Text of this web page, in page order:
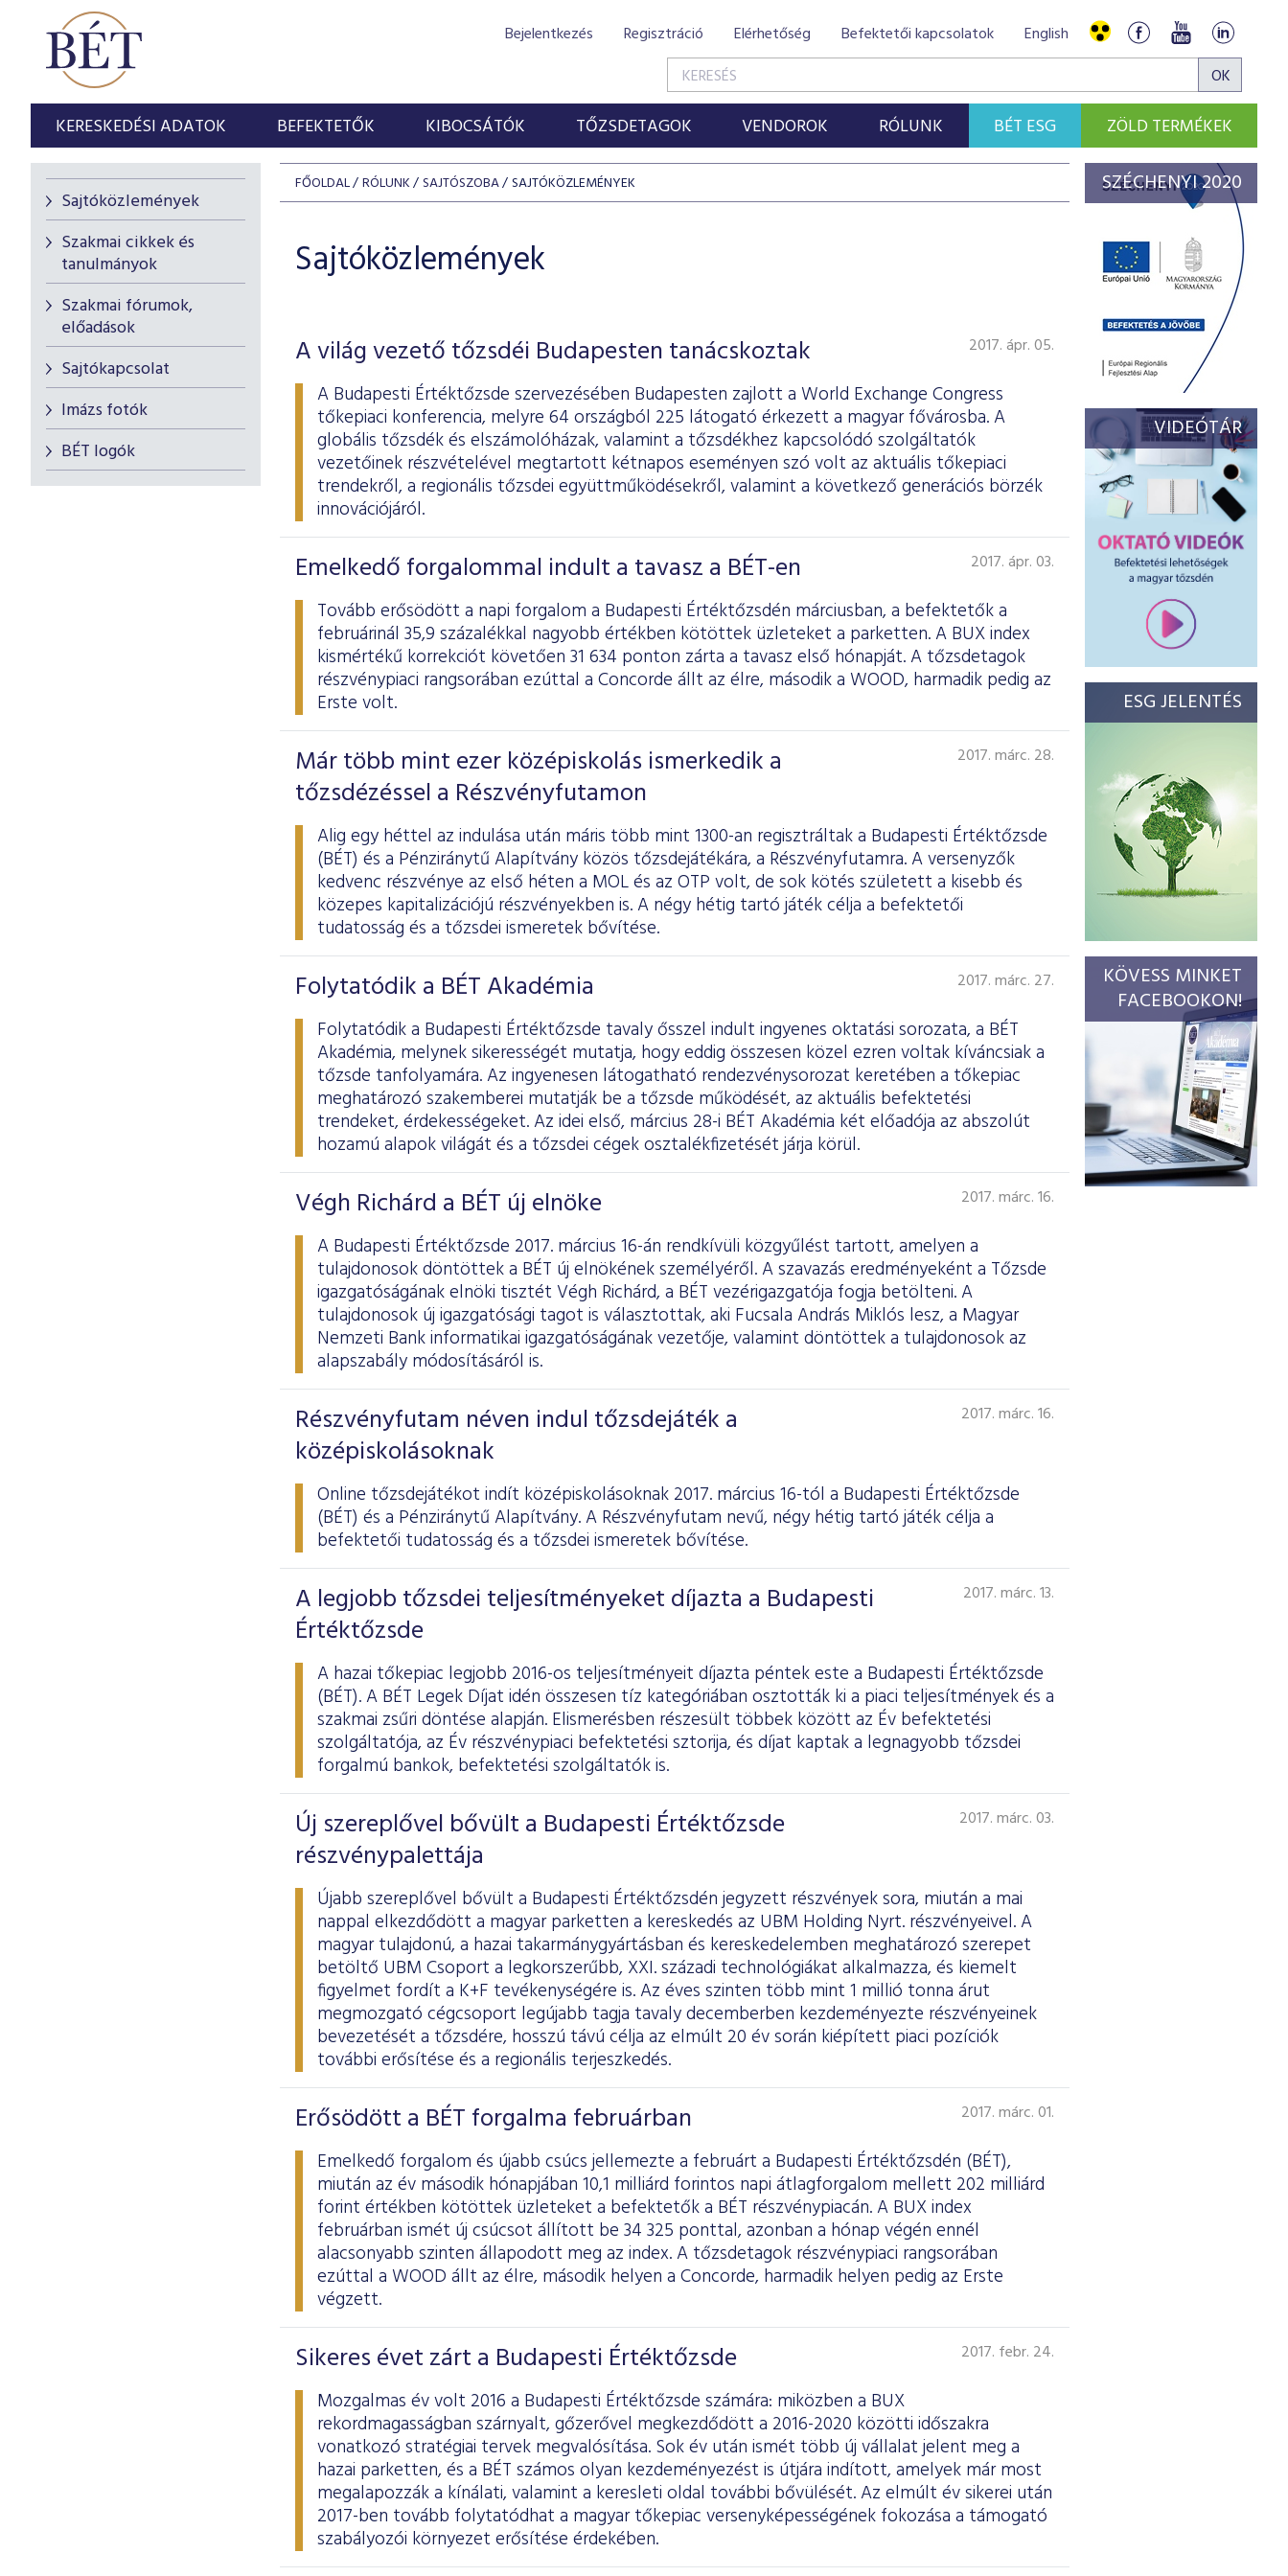
Bejelentkezés Regisztráció Elérhetőség Befektetői kapcsolatok English
KERESKEDÉSI ADATOK BEFEKTETŐK KIBOCSÁTÓK TŐZSDETAGOK VENDOROK RÓLUNK BÉT ESG ZÖLD TERMÉKEK
Sajtóközlemények
Szakmai cikkek és
tanulmányok
Szakmai fórumok,
előadások
Sajtókapcsolat
Imázs fotók
BÉT logók
FŐOLDAL RÓLUNK SAJTÓSZOBA SAJTÓKÖZLEMÉNYEK
Sajtóközlemények
A világ vezető tőzsdéi Budapesten tanácskoztak 2017. ápr. 05.
A Budapesti Értéktőzsde szervezésében Budapesten zajlott a World Exchange Congress
tőkepiaci konferencia, melyre 64 országból 225 látogató érkezett a magyar fővárosba. A
globális tőzsdék és elszámolóházak, valamint a tőzsdékhez kapcsolódó szolgáltatók
vezetőinek részvételével megtartott kétnapos eseményen szó volt az aktuális tőkepiaci
trendekről, a regionális tőzsdei együttműködésekről, valamint a következő generációs börzék
innovációjáról.
Emelkedő forgalommal indult a tavasz a BÉT-en 2017. ápr. 03.
Tovább erősödött a napi forgalom a Budapesti Értéktőzsdén márciusban, a befektetők a
februárinál 35,9 százalékkal nagyobb értékben kötöttek üzleteket a parketten. A BUX index
kismértékű korrekciót követően 31 634 ponton zárta a tavasz első hónapját. A tőzsdetagok
részvénypiaci rangsorában ezúttal a Concorde állt az élre, második a WOOD, harmadik pedig az
Erste volt.
Már több mint ezer középiskolás ismerkedik a
tőzsdézéssel a Részvényfutamon
2017. márc. 28.
Alig egy héttel az indulása után máris több mint 1300-an regisztráltak a Budapesti Értéktőzsde
(BÉT) és a Pénziránytű Alapítvány közös tőzsdejátékára, a Részvényfutamra. A versenyzők
kedvenc részvénye az első héten a MOL és az OTP volt, de sok kötés született a kisebb és
közepes kapitalizációjú részvényekben is. A négy hétig tartó játék célja a befektetői
tudatosság és a tőzsdei ismeretek bővítése.
Folytatódik a BÉT Akadémia 2017. márc. 27.
Folytatódik a Budapesti Értéktőzsde tavaly ősszel indult ingyenes oktatási sorozata, a BÉT
Akadémia, melynek sikerességét mutatja, hogy eddig összesen közel ezren voltak kíváncsiak a
tőzsde tanfolyamára. Az ingyenesen látogatható rendezvénysorozat keretében a tőkepiac
meghatározó szakemberei mutatják be a tőzsde működését, az aktuális befektetési
trendeket, érdekességeket. Az idei első, március 28-i BÉT Akadémia két előadója az abszolút
hozamú alapok világát és a tőzsdei cégek osztalékfizetését járja körül.
Végh Richárd a BÉT új elnöke 2017. márc. 16.
A Budapesti Értéktőzsde 2017. március 16-án rendkívüli közgyűlést tartott, amelyen a
tulajdonosok döntöttek a BÉT új elnökének személyéről. A szavazás eredményeként a Tőzsde
igazgatóságának elnöki tisztét Végh Richárd, a BÉT vezérigazgatója fogja betölteni. A
tulajdonosok új igazgatósági tagot is választottak, aki Fucsala András Miklós lesz, a Magyar
Nemzeti Bank informatikai igazgatóságának vezetője, valamint döntöttek a tulajdonosok az
alapszabály módosításáról is.
Részvényfutam néven indul tőzsdejáték a
középiskolásoknak
2017. márc. 16.
Online tőzsdejátékot indít középiskolásoknak 2017. március 16-tól a Budapesti Értéktőzsde
(BÉT) és a Pénziránytű Alapítvány. A Részvényfutam nevű, négy hétig tartó játék célja a
befektetői tudatosság és a tőzsdei ismeretek bővítése.
A legjobb tőzsdei teljesítményeket díjazta a Budapesti
Értéktőzsde
2017. márc. 13.
A hazai tőkepiac legjobb 2016-os teljesítményeit díjazta péntek este a Budapesti Értéktőzsde
(BÉT). A BÉT Legek Díjat idén összesen tíz kategóriában osztották ki a piaci teljesítmények és a
szakmai zsűri döntése alapján. Elismerésben részesült többek között az Év befektetési
szolgáltatója, az Év részvénypiaci befektetési sztorija, és díjat kaptak a legnagyobb tőzsdei
forgalmú bankok, befektetési szolgáltatók is.
Új szereplővel bővült a Budapesti Értéktőzsde
részvénypalettája
2017. márc. 03.
Újabb szereplővel bővült a Budapesti Értéktőzsdén jegyzett részvények sora, miután a mai
nappal elkezdődött a magyar parketten a kereskedés az UBM Holding Nyrt. részvényeivel. A
magyar tulajdonú, a hazai takarmánygyártásban és kereskedelemben meghatározó szerepet
betöltő UBM Csoport a legkorszerűbb, XXI. századi technológiákat alkalmazza, és kiemelt
figyelmet fordít a K+F tevékenységére is. Az éves szinten több mint 1 millió tonna árut
megmozgató cégcsoport legújabb tagja tavaly decemberben kezdeményezte részvényeinek
bevezetését a tőzsdére, hosszú távú célja az elmúlt 20 év során kiépített piaci pozíciók
további erősítése és a regionális terjeszkedés.
Erősödött a BÉT forgalma februárban 2017. márc. 01.
Emelkedő forgalom és újabb csúcs jellemezte a februárt a Budapesti Értéktőzsdén (BÉT),
miután az év második hónapjában 10,1 milliárd forintos napi átlagforgalom mellett 202 milliárd
forint értékben kötöttek üzleteket a befektetők a BÉT részvénypiacán. A BUX index
februárban ismét új csúcsot állított be 34 325 ponttal, azonban a hónap végén ennél
alacsonyabb szinten állapodott meg az index. A tőzsdetagok részvénypiaci rangsorában
ezúttal a WOOD állt az élre, második helyen a Concorde, harmadik helyen pedig az Erste
végzett.
Sikeres évet zárt a Budapesti Értéktőzsde 2017. febr. 24.
Mozgalmas év volt 2016 a Budapesti Értéktőzsde számára: miközben a BUX
rekordmagasságban szárnyalt, gőzerővel megkezdődött a 2016-2020 közötti időszakra
vonatkozó stratégiai tervek megvalósítása. Sok év után ismét több új vállalat jelent meg a
hazai parketten, és a BÉT számos olyan kezdeményezést is útjára indított, amelyek már most
megalapozzák a kínálati, valamint a keresleti oldal további bővülését. Az elmúlt év sikerei után
2017-ben tovább folytatódhat a magyar tőkepiac versenyképességének fokozása a támogató
szabályozói környezet erősítése érdekében.
SZÉCHENYI 2020
VIDEÓTÁR
ESG JELENTÉS
KÖVESS MINKET
FACEBOOKON!